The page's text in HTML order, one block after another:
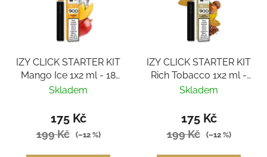
IZY CLICK STARTER KIT
Mango Ice 1x2 ml - 18
mg
Skladem
175 Kč
199 Kč (–12 %)
IZY CLICK STARTER KIT
Rich Tobacco 1x2 ml -
18 mg
Skladem
175 Kč
199 Kč (–12 %)